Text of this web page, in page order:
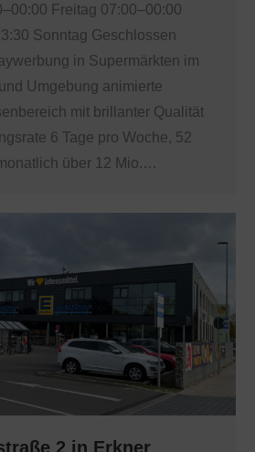
Freitag 07:00–00:00
Sonntag Geschlossen
in Supermärkten im
Umgebung animierte
mit brillanter Qualität
6 Tage pro Woche, 52
über 12 Mio.…
2 in Erkner